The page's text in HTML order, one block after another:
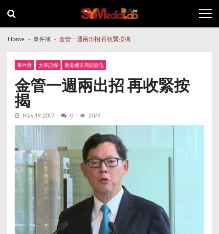
navigation
content
Home 事件簿 金管一週兩出招 再收緊按揭
事件簿 大事記欄 香港樓市周期變化
金管一週兩出招 再收緊按
揭
May 19, 2017 0 2079